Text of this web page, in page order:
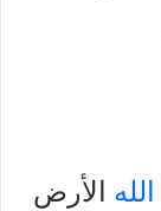
الله الأرض